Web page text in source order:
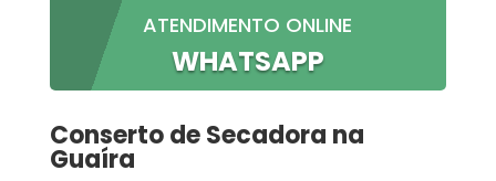
ATENDIMENTO ONLINE
WHATSAPP
Conserto de Secadora na
Guaíra